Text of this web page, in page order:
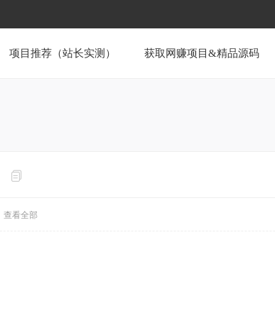
项目推荐（站长实测） 获取网赚项目&精品源码
查看全部